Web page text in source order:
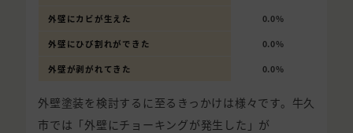
外壁にカビが生えた 0.0%
外壁にひび割れができた 0.0%
外壁が剥がれてきた 0.0%
外壁塗装を検討するに至るきっかけは様々です。牛久
市では「外壁にチョーキングが発生した」が